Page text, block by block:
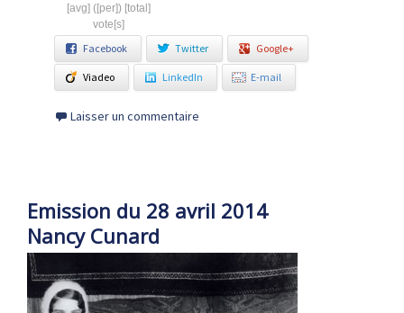
[avg] ([per]) [total]
vote[s]
Facebook Twitter Google+
Viadeo LinkedIn E-mail
Laisser un commentaire
Emission du 28 avril 2014
Nancy Cunard